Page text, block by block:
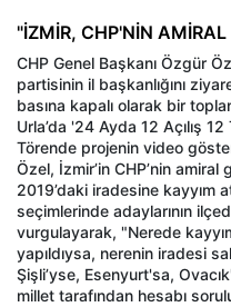
"İZMİR, CHP'NİN AMİRAL
CHP Genel Başkanı Özgür
partisinin il başkanlığını
basına kapalı olarak bir
Urla’da '24 Ayda 12 Açılış
Törende projenin video
Özel, İzmir’in CHP’nin
2019’daki iradesine kayyım
seçimlerinde adaylarının
vurgulayarak, "Nerede
yapıldıysa, nerenin iradesi
Şişli’yse, Esenyurt'sa,
millet tarafından hesabı